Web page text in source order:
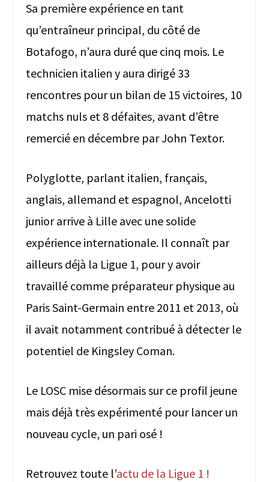
Sa première expérience en tant
qu’entraîneur principal, du côté de
Botafogo, n’aura duré que cinq mois. Le
technicien italien y aura dirigé 33
rencontres pour un bilan de 15 victoires, 10
matchs nuls et 8 défaites, avant d’être
remercié en décembre par John Textor.
Polyglotte, parlant italien, français,
anglais, allemand et espagnol, Ancelotti
junior arrive à Lille avec une solide
expérience internationale. Il connaît par
ailleurs déjà la Ligue 1, pour y avoir
travaillé comme préparateur physique au
Paris Saint-Germain entre 2011 et 2013, où
il avait notamment contribué à détecter le
potentiel de Kingsley Coman.
Le LOSC mise désormais sur ce profil jeune
mais déjà très expérimenté pour lancer un
nouveau cycle, un pari osé !
Retrouvez toute l’actu de la Ligue 1 !